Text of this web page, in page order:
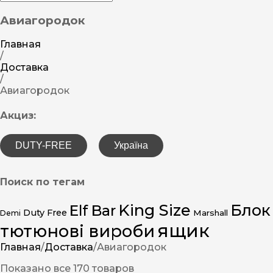
Авиагородок
Главная
/
Доставка
/
Авиагородок
Акциз:
DUTY-FREE Україна
Поиск по тегам
Demi Duty Free Elf Bar King Size Marshall Блок
тютюнові вироби ящик
Главная/Доставка/Авиагородок
Показано все 170 товаров